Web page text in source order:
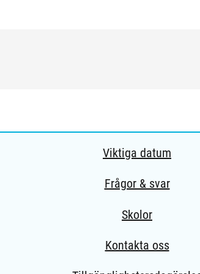
Viktiga datum
Frågor & svar
Skolor
Kontakta oss